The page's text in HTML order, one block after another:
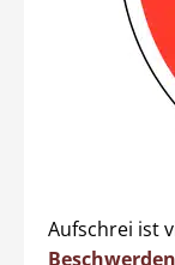
Aufschrei ist
Beschwerden